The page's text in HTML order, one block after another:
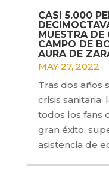
CASI 5.000
MUESTRA DE
CAMPO DE
AURA DE
MAY 27, 2022
Tras dos años
crisis sanitaria,
todos los fans
gran éxito,
asistencia de